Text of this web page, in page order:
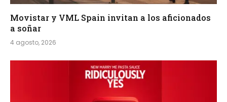
Movistar y VML Spain invitan a los aficionados
a soñar
4 agosto, 2026